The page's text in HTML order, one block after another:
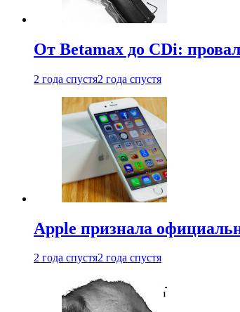
От Betamax до CDi:
2 года спустя2 года спустя
Apple признала
2 года спустя2 года спустя